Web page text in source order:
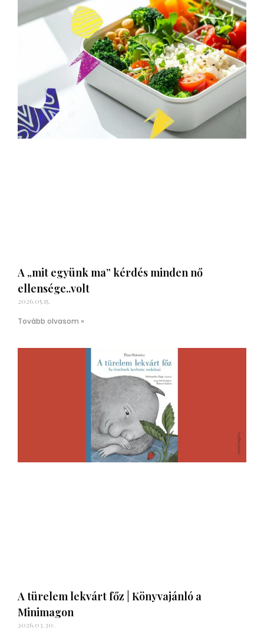
A „mit együnk ma” kérdés minden nő
ellensége..volt
2026.05.15.
Tovább olvasom »
A türelem lekvárt főz | Könyvajánló a
Minimagon
2026.03.30.